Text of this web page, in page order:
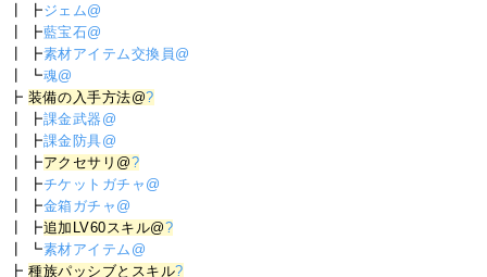
┃ ┣ジェム@
┃ ┣藍宝石@
┃ ┣素材アイテム交換員@
┃ ┗魂@
┣装備の入手方法@?
┃ ┣課金武器@
┃ ┣課金防具@
┃ ┣アクセサリ@?
┃ ┣チケットガチャ@
┃ ┣金箱ガチャ@
┃ ┣追加LV60スキル@?
┃ ┗素材アイテム@
┣種族パッシブとスキル?